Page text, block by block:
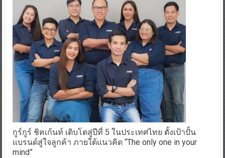
กูร์กูร์ ชิคเก้นท์ เติบโตสู่ปีที่ 5 ในประเทศไทย ตั้งเป้าปั้น
แบรนด์สู่ใจลูกค้า ภายใต้แนวคิด “The only one in your
mind”